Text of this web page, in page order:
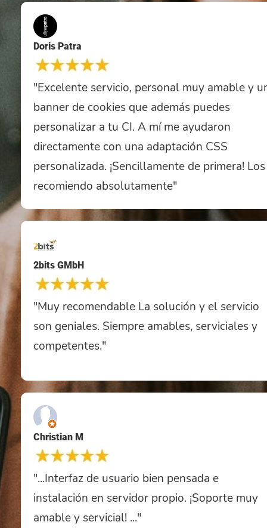
Doris Patra
"Excelente servicio, personal muy amable y
banner de cookies que además puedes
personalizar a tu CI. A mí me ayudaron
directamente con una adaptación CSS
personalizada. ¡Sencillamente de primera! Los
recomiendo absolutamente"
2bits GMbH
"Muy recomendable La solución y el servicio
son geniales. Siempre amables, serviciales y
competentes."
Christian M
"...Interfaz de usuario bien pensada e
instalación en servidor propio. ¡Soporte muy
amable y servicial! ..."